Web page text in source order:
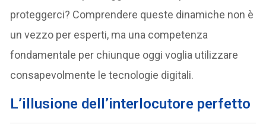
proteggerci? Comprendere queste dinamiche non è
un vezzo per esperti, ma una competenza
fondamentale per chiunque oggi voglia utilizzare
consapevolmente le tecnologie digitali.
L’illusione dell’interlocutore perfetto